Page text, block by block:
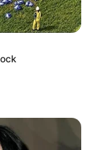
Existem
que pode
ou
Mas
de noiva